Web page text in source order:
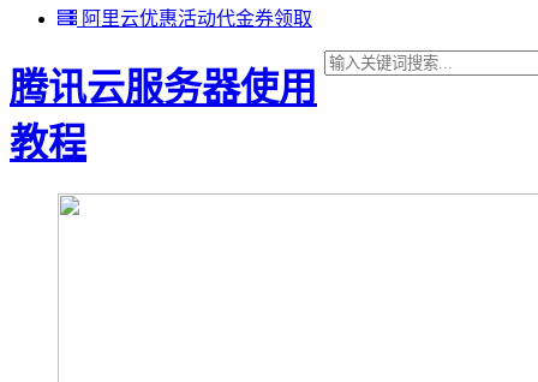
阿里云优惠活动代金券领取
腾讯云服务器使用
教程